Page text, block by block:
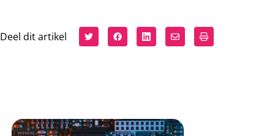
Deel dit artikel